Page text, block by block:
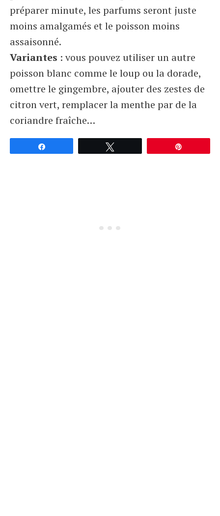
préparer minute, les parfums seront juste
moins amalgamés et le poisson moins
assaisonné.
Variantes : vous pouvez utiliser un autre
poisson blanc comme le loup ou la dorade,
omettre le gingembre, ajouter des zestes de
citron vert, remplacer la menthe par de la
coriandre fraîche…